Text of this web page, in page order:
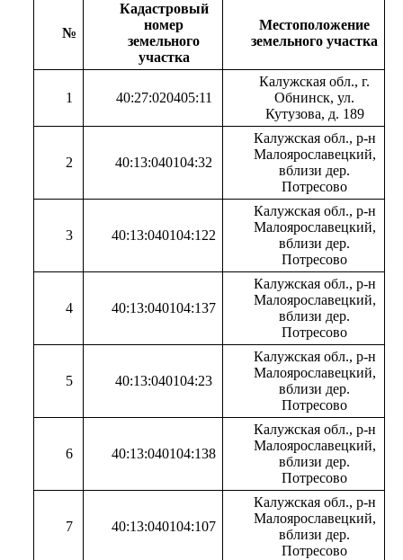
№
Кадастровый
номер
земельного
участка
Местоположение
земельного участка
1 40:27:020405:11
Калужская обл., г.
Обнинск, ул.
Кутузова, д. 189
2 40:13:040104:32
Калужская обл., р-н
Малоярославецкий,
вблизи дер.
Потресово
3 40:13:040104:122
Калужская обл., р-н
Малоярославецкий,
вблизи дер.
Потресово
4 40:13:040104:137
Калужская обл., р-н
Малоярославецкий,
вблизи дер.
Потресово
5 40:13:040104:23
Калужская обл., р-н
Малоярославецкий,
вблизи дер.
Потресово
6 40:13:040104:138
Калужская обл., р-н
Малоярославецкий,
вблизи дер.
Потресово
7 40:13:040104:107
Калужская обл., р-н
Малоярославецкий,
вблизи дер.
Потресово